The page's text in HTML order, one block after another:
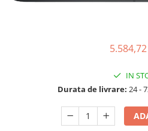
IN
Durata de livrare: 24 -